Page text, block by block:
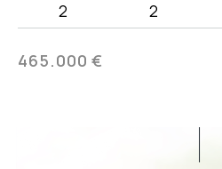
2 2
465.000 €